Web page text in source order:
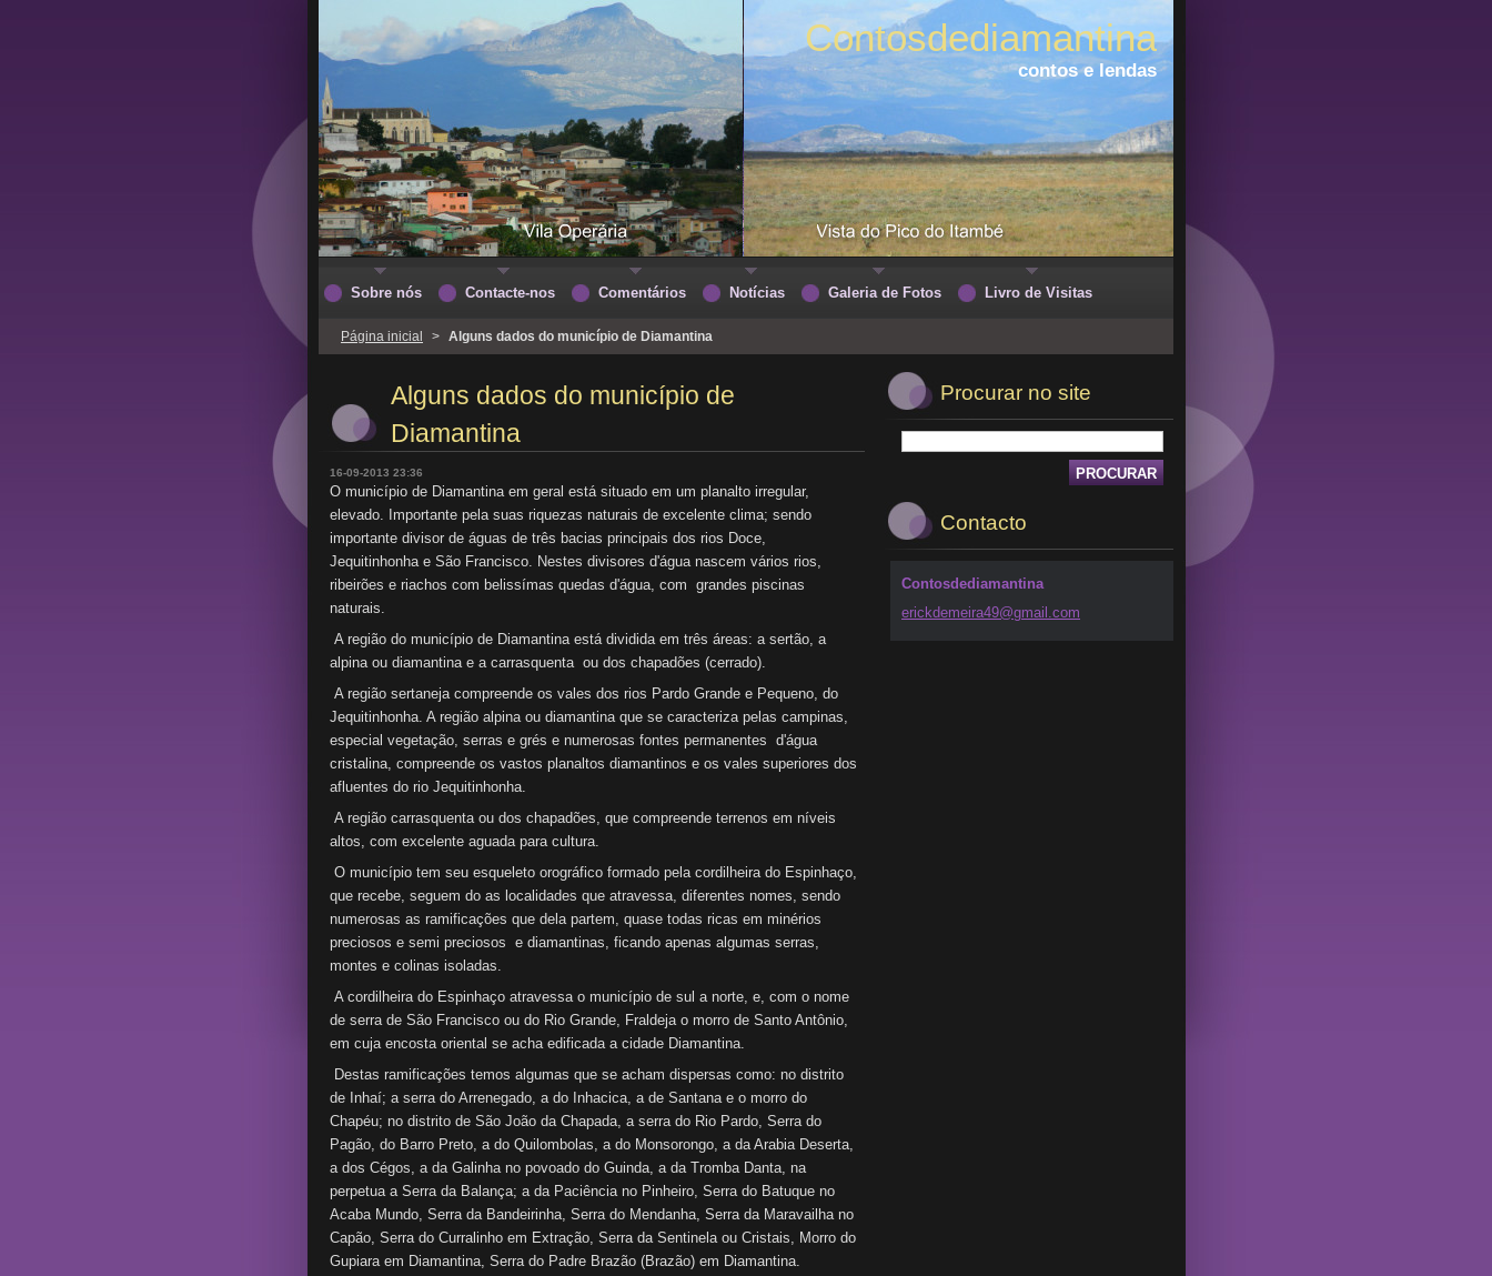
Contosdediamantina
contos e lendas
Página inicial > Alguns dados do município de Diamantina
Alguns dados do município de
Diamantina
16-09-2013 23:36
O município de Diamantina em geral está situado em um planalto irregular,
elevado. Importante pela suas riquezas naturais de excelente clima; sendo
importante divisor de águas de três bacias principais dos rios Doce,
Jequitinhonha e São Francisco. Nestes divisores d'água nascem vários rios,
ribeirões e riachos com belissímas quedas d'água, com grandes piscinas
naturais.
A região do município de Diamantina está dividida em três áreas: a sertão, a
alpina ou diamantina e a carrasquenta ou dos chapadões (cerrado).
A região sertaneja compreende os vales dos rios Pardo Grande e Pequeno, do
Jequitinhonha. A região alpina ou diamantina que se caracteriza pelas campinas,
especial vegetação, serras e grés e numerosas fontes permanentes d'água
cristalina, compreende os vastos planaltos diamantinos e os vales superiores dos
afluentes do rio Jequitinhonha.
A região carrasquenta ou dos chapadões, que compreende terrenos em níveis
altos, com excelente aguada para cultura.
O município tem seu esqueleto orográfico formado pela cordilheira do Espinhaço,
que recebe, seguem do as localidades que atravessa, diferentes nomes, sendo
numerosas as ramificações que dela partem, quase todas ricas em minérios
preciosos e semi preciosos e diamantinas, ficando apenas algumas serras,
montes e colinas isoladas.
A cordilheira do Espinhaço atravessa o município de sul a norte, e, com o nome
de serra de São Francisco ou do Rio Grande, Fraldeja o morro de Santo Antônio,
em cuja encosta oriental se acha edificada a cidade Diamantina.
Destas ramificações temos algumas que se acham dispersas como: no distrito
de Inhaí; a serra do Arrenegado, a do Inhacica, a de Santana e o morro do
Chapéu; no distrito de São João da Chapada, a serra do Rio Pardo, Serra do
Pagão, do Barro Preto, a do Quilombolas, a do Monsorongo, a da Arabia Deserta,
a dos Cégos, a da Galinha no povoado do Guinda, a da Tromba Danta, na
perpetua a Serra da Balança; a da Paciência no Pinheiro, Serra do Batuque no
Acaba Mundo, Serra da Bandeirinha, Serra do Mendanha, Serra da Maravailha no
Capão, Serra do Curralinho em Extração, Serra da Sentinela ou Cristais, Morro do
Gupiara em Diamantina, Serra do Padre Brazão (Brazão) em Diamantina.
Procurar no site
Contacto
Contosdediamantina
erickdemeira49@gmail.com
Sobre nós Contacte-nos Comentários Notícias Galeria de Fotos Livro de Visitas